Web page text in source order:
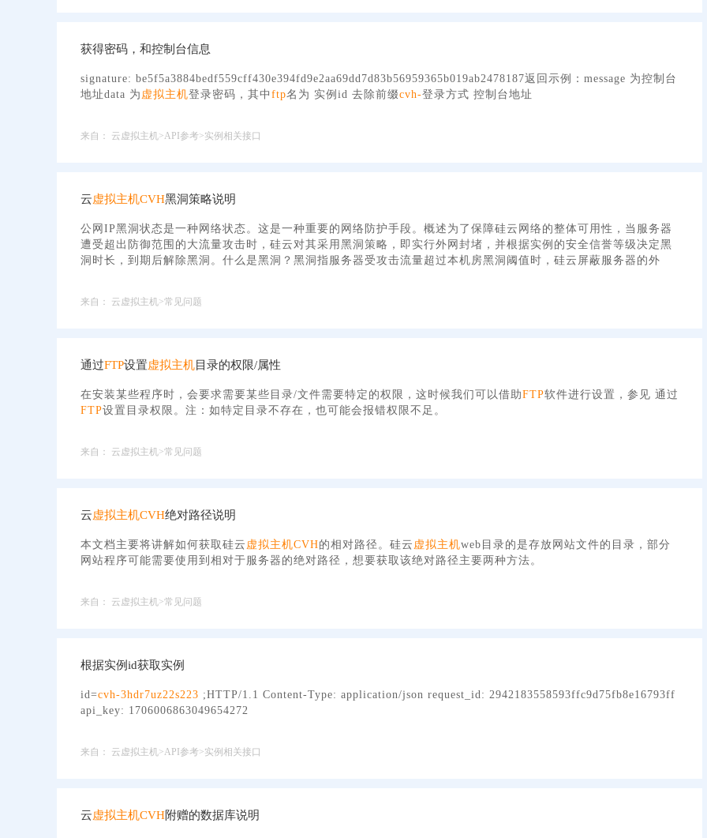
获得密码，和控制台信息
signature: be5f5a3884bedf559cff430e394fd9e2aa69dd7d83b56959365b019ab2478187返回示例：message 为控制台
地址data 为 虚拟主机登录密码，其中 ftp名为 实例id 去除前缀cvh-登录方式 控制台地址
来自： 云虚拟主机>API参考>实例相关接口
云虚拟主机CVH黑洞策略说明
公网IP黑洞状态是一种网络状态。这是一种重要的网络防护手段。概述为了保障硅云网络的整体可用性，当服务器
遭受超出防御范围的大流量攻击时，硅云对其采用黑洞策略，即实行外网封堵，并根据实例的安全信誉等级决定黑
洞时长，到期后解除黑洞。什么是黑洞？黑洞指服务器受攻击流量超过本机房黑洞阈值时，硅云屏蔽服务器的外
来自： 云虚拟主机>常见问题
通过FTP设置虚拟主机目录的权限/属性
在安装某些程序时，会要求需要某些目录/文件需要特定的权限，这时候我们可以借助FTP软件进行设置，参见 通过
FTP设置目录权限。注：如特定目录不存在，也可能会报错权限不足。
来自： 云虚拟主机>常见问题
云虚拟主机CVH绝对路径说明
本文档主要将讲解如何获取硅云 虚拟主机CVH的相对路径。硅云 虚拟主机web目录的是存放网站文件的目录，部分
网站程序可能需要使用到相对于服务器的绝对路径，想要获取该绝对路径主要两种方法。
来自： 云虚拟主机>常见问题
根据实例id获取实例
id=cvh-3hdr7uz22s223 ;HTTP/1.1 Content-Type: application/json request_id: 2942183558593ffc9d75fb8e16793ff
api_key: 1706006863049654272
来自： 云虚拟主机>API参考>实例相关接口
云虚拟主机CVH附赠的数据库说明